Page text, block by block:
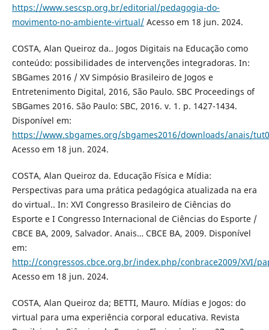
https://www.sescsp.org.br/editorial/pedagogia-do-
movimento-no-ambiente-virtual/Acesso em 18 jun. 2024.
COSTA, Alan Queiroz da.. Jogos Digitais na Educação como
conteúdo: possibilidades de intervenções integradoras. In:
SBGames 2016 / XV Simpósio Brasileiro de Jogos e
Entretenimento Digital, 2016, São Paulo. SBC Proceedings of
SBGames 2016. São Paulo: SBC, 2016. v. 1. p. 1427-1434.
Disponível em:
https://www.sbgames.org/sbgames2016/downloads/anais/
Acesso em 18 jun. 2024.
COSTA, Alan Queiroz da. Educação Física e Mídia:
Perspectivas para uma prática pedagógica atualizada na era
do virtual.. In: XVI Congresso Brasileiro de Ciências do
Esporte e I Congresso Internacional de Ciências do Esporte /
CBCE BA, 2009, Salvador. Anais… CBCE BA, 2009. Disponível
em:
http://congressos.cbce.org.br/index.php/conbrace2009/XVI/
Acesso em 18 jun. 2024.
COSTA, Alan Queiroz da; BETTI, Mauro. Mídias e Jogos: do
virtual para uma experiência corporal educativa. Revista